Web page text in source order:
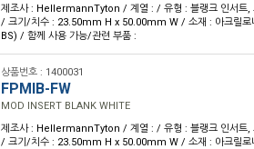
제조사 : HellermannTyton / 계열 : / 유형 : 블랭크 인서트,
/ 크기/치수 : 23.50mm H x 50.00mm W / 소재 : 아크릴로
BS) / 함께 사용 가능/관련 부품 :
상품번호 : 1400031
FPMIB-FW
MOD INSERT BLANK WHITE
제조사 : HellermannTyton / 계열 : / 유형 : 블랭크 인서트,
/ 크기/치수 : 23.50mm H x 50.00mm W / 소재 : 아크릴로